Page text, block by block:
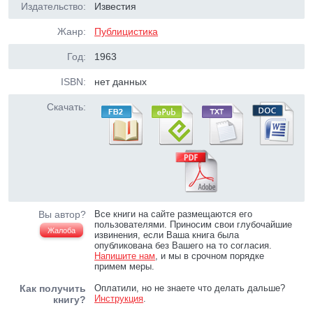
Издательство: Известия
Жанр: Публицистика
Год: 1963
ISBN: нет данных
Скачать:
Вы автор?
Жалоба
Все книги на сайте размещаются его
пользователями. Приносим свои глубочайшие
извинения, если Ваша книга была
опубликована без Вашего на то согласия.
Напишите нам, и мы в срочном порядке
примем меры.
Как получить
книгу?
Оплатили, но не знаете что делать дальше?
Инструкция.